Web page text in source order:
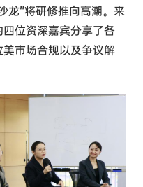
龙”将研修推向高潮。来
位资深嘉宾分享了各
市场合规以及争议解